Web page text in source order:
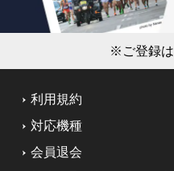
※ご登録は
利用規約
対応機種
会員退会